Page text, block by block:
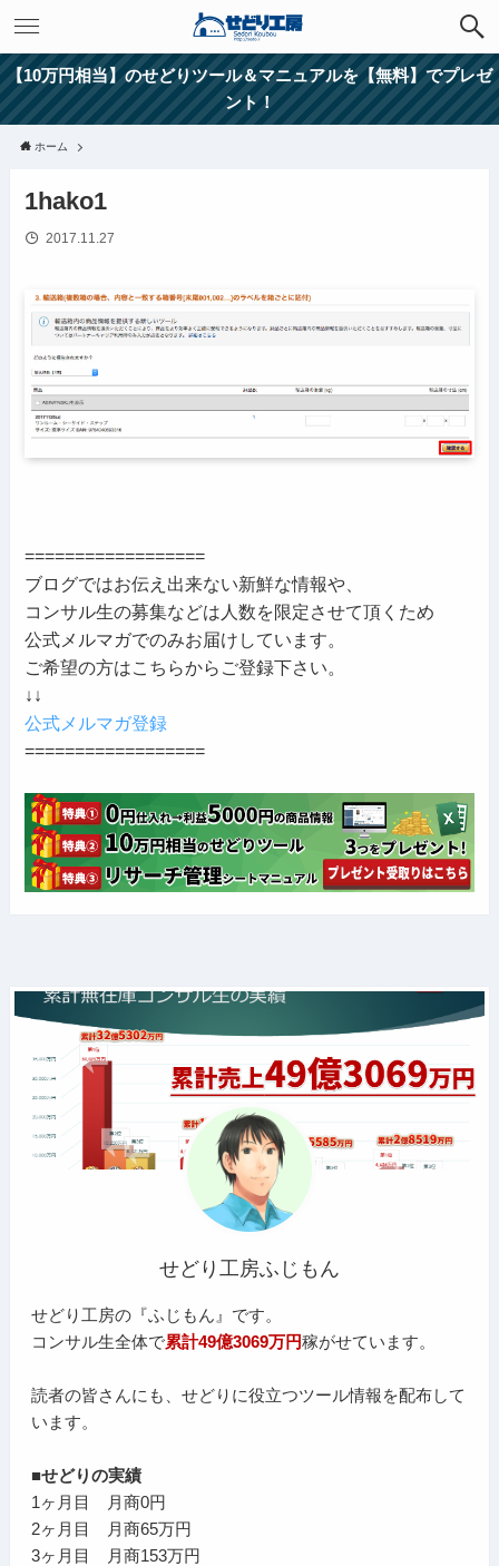
【10万円相当】のせどりツール＆マニュアルを【無料】でプレゼ
ント！
ホーム
1hako1
2017.11.27
==================
ブログではお伝え出来ない新鮮な情報や、
コンサル生の募集などは人数を限定させて頂くため
公式メルマガでのみお届けしています。
ご希望の方はこちらからご登録下さい。
↓↓
公式メルマガ登録
==================
せどり工房ふじもん
せどり工房の『ふじもん』です。
コンサル生全体で累計49億3069万円稼がせています。
読者の皆さんにも、せどりに役立つツール情報を配布して
います。
■せどりの実績
1ヶ月目 月商0円
2ヶ月目 月商65万円
3ヶ月目 月商153万円